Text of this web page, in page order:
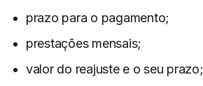
prazo para o pagamento;
prestações mensais;
valor do reajuste e o seu prazo;